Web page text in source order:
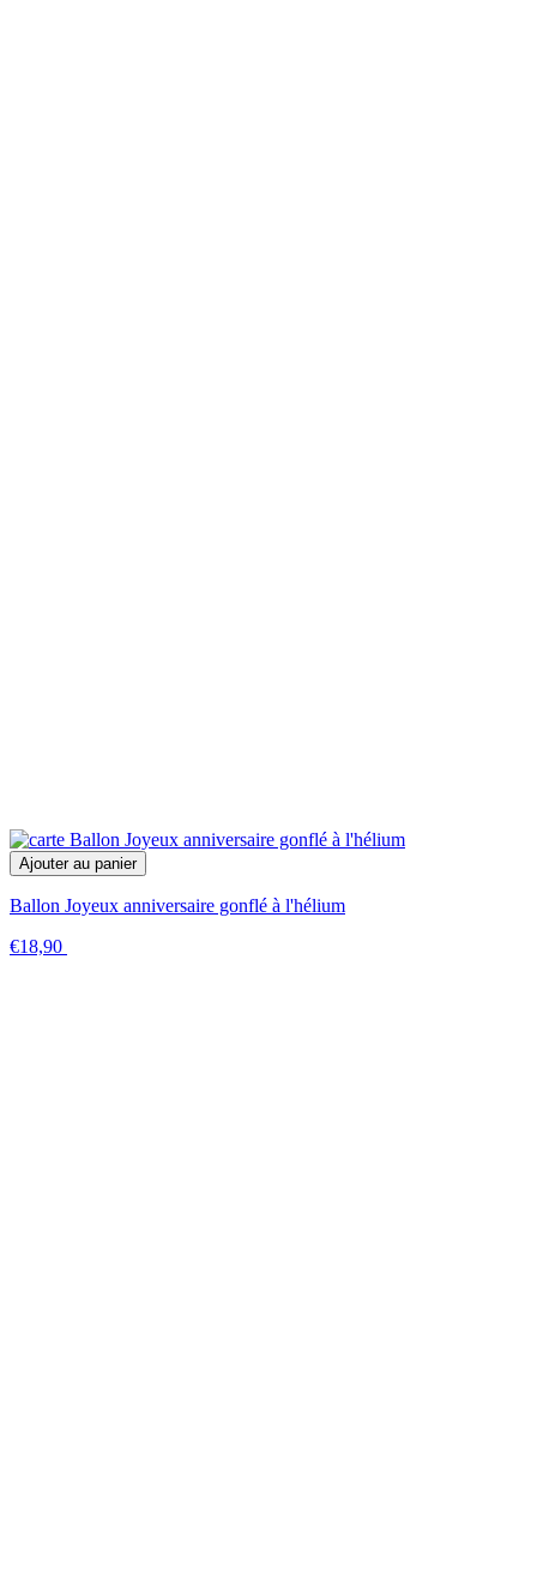
Ajouter au panier
Ballon Joyeux anniversaire gonflé à l'hélium
€18,90